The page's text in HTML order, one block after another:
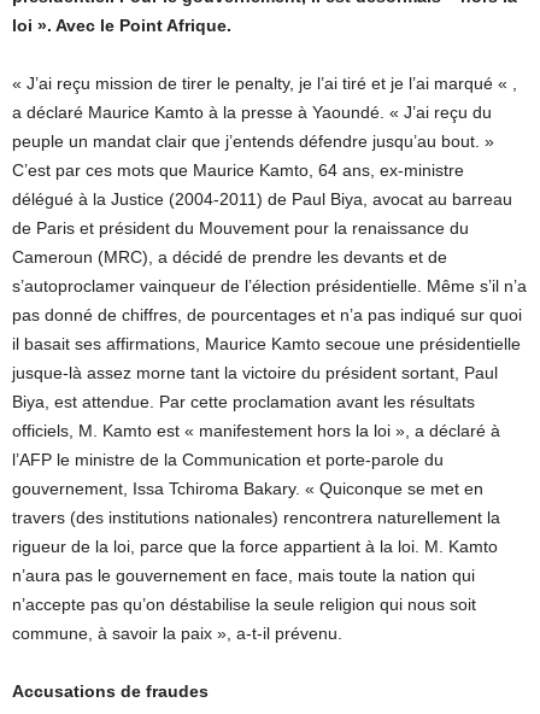
loi ». Avec le Point Afrique.
« J’ai reçu mission de tirer le penalty, je l’ai tiré et je l’ai marqué « ,
a déclaré Maurice Kamto à la presse à Yaoundé. « J’ai reçu du
peuple un mandat clair que j’entends défendre jusqu’au bout. »
C’est par ces mots que Maurice Kamto, 64 ans, ex-ministre
délégué à la Justice (2004-2011) de Paul Biya, avocat au barreau
de Paris et président du Mouvement pour la renaissance du
Cameroun (MRC), a décidé de prendre les devants et de
s’autoproclamer vainqueur de l’élection présidentielle. Même s’il n’a
pas donné de chiffres, de pourcentages et n’a pas indiqué sur quoi
il basait ses affirmations, Maurice Kamto secoue une présidentielle
jusque-là assez morne tant la victoire du président sortant, Paul
Biya, est attendue. Par cette proclamation avant les résultats
officiels, M. Kamto est « manifestement hors la loi », a déclaré à
l’AFP le ministre de la Communication et porte-parole du
gouvernement, Issa Tchiroma Bakary. « Quiconque se met en
travers (des institutions nationales) rencontrera naturellement la
rigueur de la loi, parce que la force appartient à la loi. M. Kamto
n’aura pas le gouvernement en face, mais toute la nation qui
n’accepte pas qu’on déstabilise la seule religion qui nous soit
commune, à savoir la paix », a-t-il prévenu.
Accusations de fraudes